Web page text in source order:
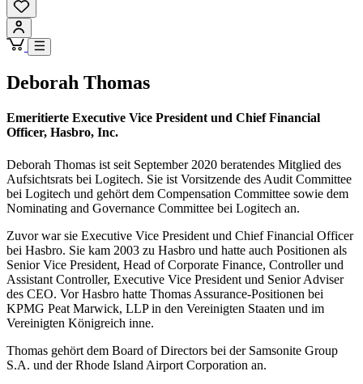
Deborah Thomas
Emeritierte Executive Vice President und Chief Financial
Officer, Hasbro, Inc.
Deborah Thomas ist seit September 2020 beratendes Mitglied des
Aufsichtsrats bei Logitech. Sie ist Vorsitzende des Audit Committee
bei Logitech und gehört dem Compensation Committee sowie dem
Nominating and Governance Committee bei Logitech an.
Zuvor war sie Executive Vice President und Chief Financial Officer
bei Hasbro. Sie kam 2003 zu Hasbro und hatte auch Positionen als
Senior Vice President, Head of Corporate Finance, Controller und
Assistant Controller, Executive Vice President und Senior Adviser
des CEO. Vor Hasbro hatte Thomas Assurance-Positionen bei
KPMG Peat Marwick, LLP in den Vereinigten Staaten und im
Vereinigten Königreich inne.
Thomas gehört dem Board of Directors bei der Samsonite Group
S.A. und der Rhode Island Airport Corporation an.